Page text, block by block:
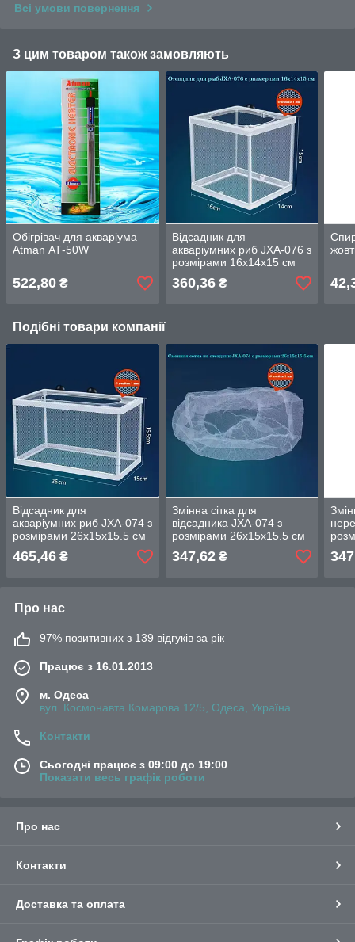
Всі умови повернення
З цим товаром також замовляють
Обігрівач для акваріума
Atman АТ-50W
522,80 ₴
Відсадник для
акваріумних риб JXA-076 з
розмірами 16х14х15 см
360,36₴
Подібні товари компанії
Відсадник для
акваріумних риб JXA-074 з
розмірами 26х15х15.5 см
465,46 ₴
Змінна сітка для
відсадника JXA-074 з
розмірами 26х15х15.5 см
347,62₴
Про нас
97% позитивних з 139 відгуків за рік
Працює з 16.01.2013
м. Одеса
вул. Космонавта Комарова 12/5, Одеса, Україна
Контакти
Сьогодні працює з 09:00 до 19:00
Показати весь графік роботи
Про нас
Контакти
Доставка та оплата